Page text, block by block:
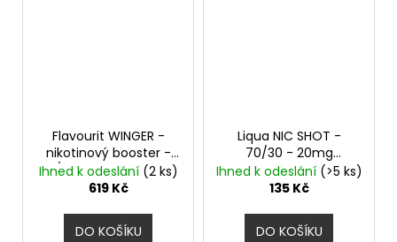
Flavourit WINGER -
nikotinový booster -
70/30 - 5x10ml - 12mg
Ihned k odeslání (2 ks)
619 Kč
DO KOŠÍKU
Liqua NIC SHOT -
70/30 - 20mg
Nikotinový Booster
Ihned k odeslání (>5 ks)
135 Kč
DO KOŠÍKU